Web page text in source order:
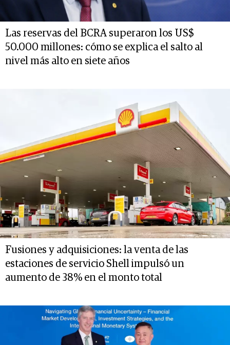
Las reservas del BCRA superaron los US$
50.000 millones: cómo se explica el salto al
nivel más alto en siete años
Fusiones y adquisiciones: la venta de las
estaciones de servicio Shell impulsó un
aumento de 38% en el monto total